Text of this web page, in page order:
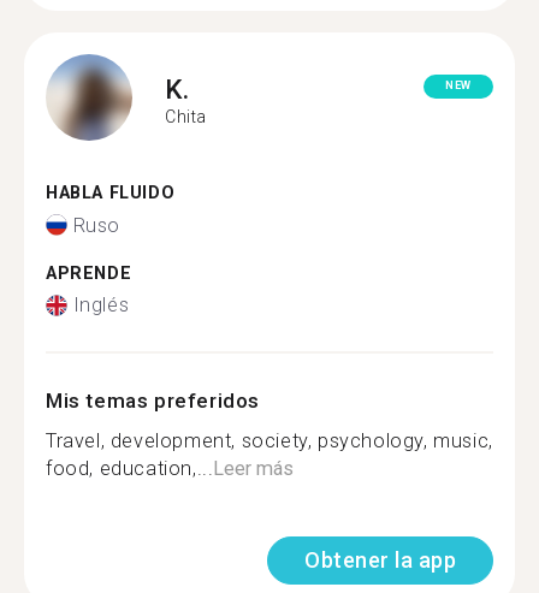
K.
Chita
NEW
HABLA FLUIDO
Ruso
APRENDE
Inglés
Mis temas preferidos
Travel, development, society, psychology, music,
food, education,...Leer más
Obtener la app